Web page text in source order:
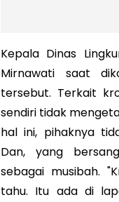
Kepala Dinas
Mirnawati saat
tersebut. Terkait
sendiri tidak
hal ini, pihaknya
Dan, yang
sebagai musibah.
tahu. Itu ada di